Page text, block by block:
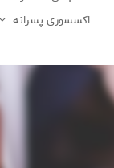
اکسسوری پسرانه